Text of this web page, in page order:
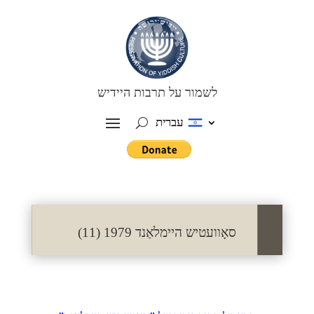
לשמור על תרבות היידיש
עברית
סאָוועטיש היימלאַנד 1979 (11)